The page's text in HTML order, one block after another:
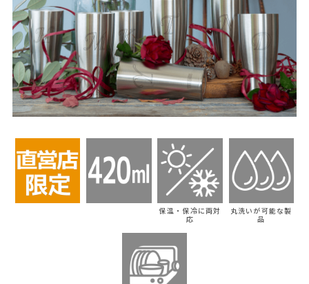
保温・保冷に両対
応
丸洗いが可能な製
品